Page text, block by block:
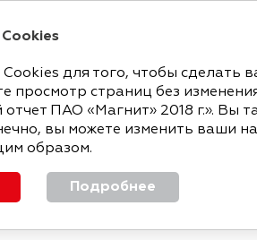
СТРАТЕГИЧЕСКИЙ
членов Совета директоров
для того, чтобы
просмотр страниц без
отчет ПАО «Магнит» 2018 г.». Вы
вы можете изменить ваши
образом.
Подробнее